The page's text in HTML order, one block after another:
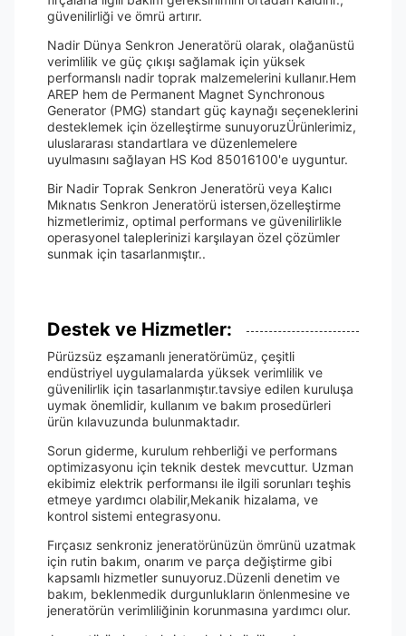
güvenilirliği ve ömrü artırır.
Nadir Dünya Senkron Jeneratörü olarak, olağanüstü
verimlilik ve güç çıkışı sağlamak için yüksek
performanslı nadir toprak malzemelerini kullanır.Hem
AREP hem de Permanent Magnet Synchronous
Generator (PMG) standart güç kaynağı seçeneklerini
desteklemek için özelleştirme sunuyoruzÜrünlerimiz,
uluslararası standartlara ve düzenlemelere
uyulmasını sağlayan HS Kod 85016100'e uyguntur.
Bir Nadir Toprak Senkron Jeneratörü veya Kalıcı
Mıknatıs Senkron Jeneratörü istersen,özelleştirme
hizmetlerimiz, optimal performans ve güvenilirlikle
operasyonel taleplerinizi karşılayan özel çözümler
sunmak için tasarlanmıştır..
Destek ve Hizmetler:
Pürüzsüz eşzamanlı jeneratörümüz, çeşitli
endüstriyel uygulamalarda yüksek verimlilik ve
güvenilirlik için tasarlanmıştır.tavsiye edilen kuruluşa
uymak önemlidir, kullanım ve bakım prosedürleri
ürün kılavuzunda bulunmaktadır.
Sorun giderme, kurulum rehberliği ve performans
optimizasyonu için teknik destek mevcuttur. Uzman
ekibimiz elektrik performansı ile ilgili sorunları teşhis
etmeye yardımcı olabilir,Mekanik hizalama, ve
kontrol sistemi entegrasyonu.
Fırçasız senkroniz jeneratörünüzün ömrünü uzatmak
için rutin bakım, onarım ve parça değiştirme gibi
kapsamlı hizmetler sunuyoruz.Düzenli denetim ve
bakım, beklenmedik durgunlukların önlenmesine ve
jeneratörün verimliliğinin korunmasına yardımcı olur.